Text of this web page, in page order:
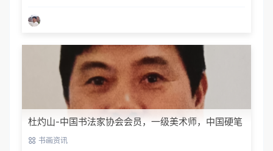
杜灼山-中国书法家协会会员，一级美术师，中国硬笔
书法家协会会员
书画资讯